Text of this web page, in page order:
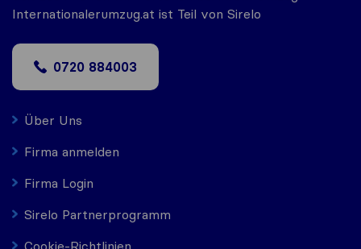
Internationalerumzug.at ist Teil von Sirelo
0720 884003
Über Uns
Firma anmelden
Firma Login
Sirelo Partnerprogramm